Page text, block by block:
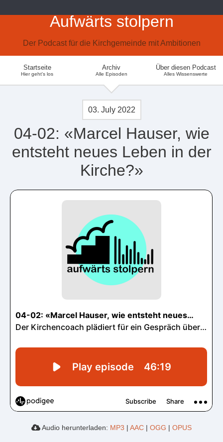
Aufwärts stolpern
Der Podcast für die Kirchgemeinde mit Ambitionen
Startseite
Hier geht's los
Archiv
Alle Episoden
Über diesen Podcast
Alles Wissenswerte
03. July 2022
04-02: «Marcel Hauser, wie
entsteht neues Leben in der
Kirche?»
Audio herunterladen: MP3 | AAC | OGG | OPUS